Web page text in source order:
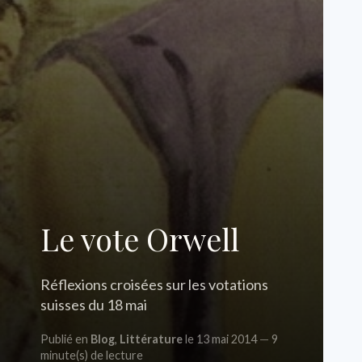
Le vote Orwell
Réflexions croisées sur les votations
suisses du 18 mai
Publié en Blog, Littératurele 13 mai 2014
9
minute(s) de lecture